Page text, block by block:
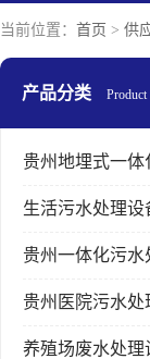
当前位置： 首页 > 供
产品分类 Product
贵州地埋式一体
生活污水处理设
贵州一体化污水
贵州医院污水处
养殖场废水处理